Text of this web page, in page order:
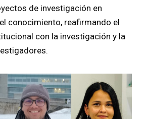
de investigación en
conocimiento, reafirmando el
con la investigación y la